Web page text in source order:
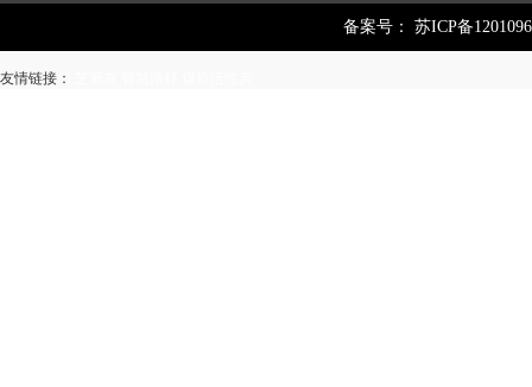
备案号： 苏ICP备
友情链接：